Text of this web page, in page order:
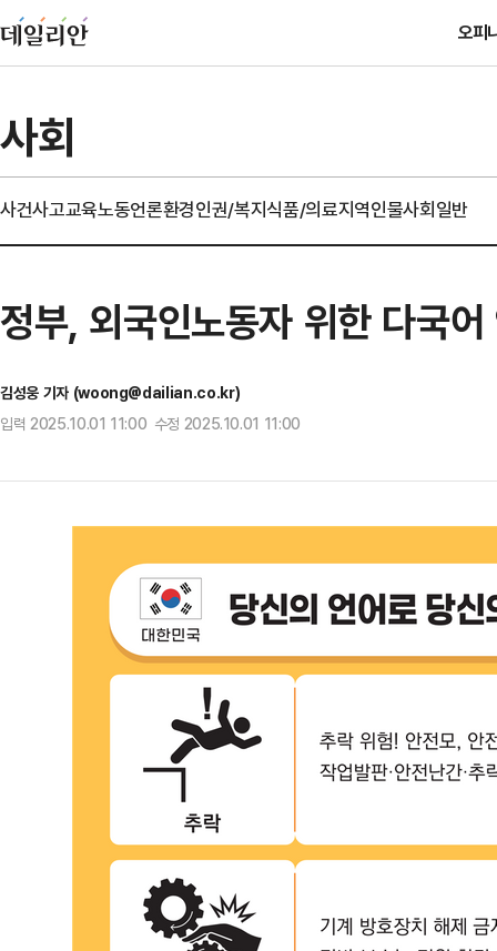
오피
사회
사건사고교육노동언론환경인권/복지식품/의료지역인물사회일반
정부, 외국인노동자 위한 다국
김성웅 기자 (woong@dailian.co.kr)
입력 2025.10.01 11:00 수정 2025.10.01 11:00